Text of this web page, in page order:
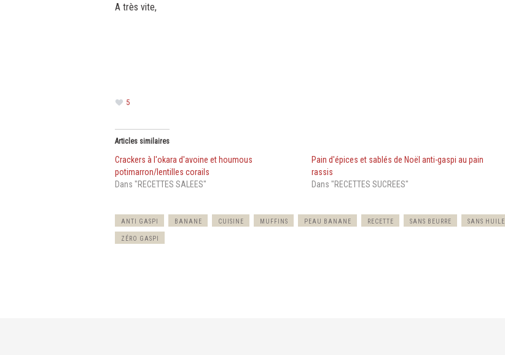
A très vite,
5
Articles similaires
Crackers à l'okara d'avoine et houmous
potimarron/lentilles corails
Dans "RECETTES SALEES"
Pain d'épices et sablés de Noël anti-gaspi au pain
rassis
Dans "RECETTES SUCREES"
ANTI GASPI BANANE CUISINE MUFFINS PEAU BANANE RECETTE SANS BEURRE SANS HUILE
ZÉRO GASPI